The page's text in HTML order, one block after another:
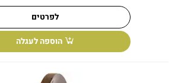
לפרטים
הוספה לעגלה